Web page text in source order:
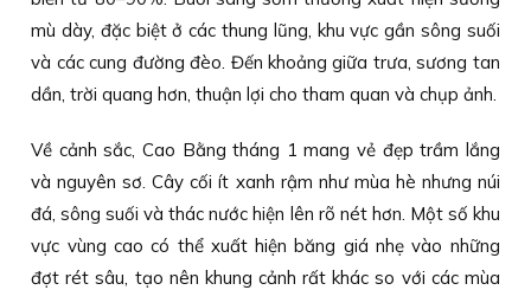
mù dày, đặc biệt ở các thung lũng, khu vực gần sông suối
và các cung đường đèo. Đến khoảng giữa trưa, sương tan
dần, trời quang hơn, thuận lợi cho tham quan và chụp ảnh.
Về cảnh sắc, Cao Bằng tháng 1 mang vẻ đẹp trầm lắng
và nguyên sơ. Cây cối ít xanh rậm như mùa hè nhưng núi
đá, sông suối và thác nước hiện lên rõ nét hơn. Một số khu
vực vùng cao có thể xuất hiện băng giá nhẹ vào những
đợt rét sâu, tạo nên khung cảnh rất khác so với các mùa